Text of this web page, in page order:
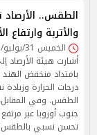
الطقس.. الأرصاد
والأتربة وارتفاع
الخميس 31/يوليو/2025 - 10:53 ص
أشارت هيئة الأرصاد
بامتداد منخفض
درجات الحرارة
الطقس. وفي
جنوب أوروبا عبر
تحسن نسبي بالطقس